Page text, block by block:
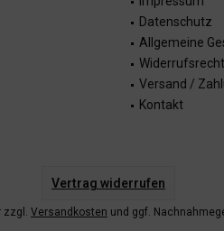
Datenschutz
Allgemeine
Widerrufsrecht
Versand /
Kontakt
Vertrag widerrufen
zzgl. Versandkosten und ggf.